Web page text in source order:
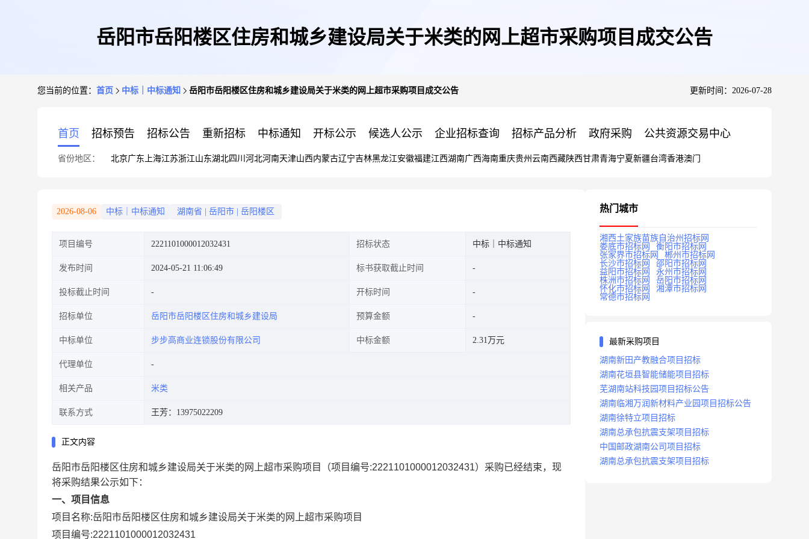
岳阳市岳阳楼区住房和城乡建设局关于米类的网上超市采购项目成交公告
您当前的位置： 首页 中标｜中标通知 岳阳市岳阳楼区住房和城乡建设局关于米类的网上超市采购项目成交公告 更新时间：2026-07-28
首页 招标预告 招标公告 重新招标 中标通知 开标公示 候选人公示 企业招标查询 招标产品分析 政府采购 公共资源交易中心
省份地区： 北京广东 上海江苏浙江山东湖北四川 河北河南天津山西内蒙古辽宁吉林黑龙江安徽福建江西湖南广西海南重庆贵州 云南西藏陕西甘肃青海宁夏新疆台湾香港澳门
2026-08-06 中标｜中标通知 湖南省 岳阳市 岳阳楼区
项目编号 2221101000012032431 招标状态 中标｜中标通知
发布时间 2024-05-21 11:06:49 标书获取截止时间
投标截止时间 开标时间
招标单位 岳阳市岳阳楼区住房和城乡建设局 预算金额
中标单位 步步高商业连锁股份有限公司 中标金额 2.31万元
代理单位
相关产品 米类
联系方式 王芳：13975022209
正文内容
岳阳市岳阳楼区住房和城乡建设局关于米类的网上超市采购项目 （项目编号:2221101000012032431）采购已经结束，现
将采购结果公示如下：
一、项目信息
项目名称:岳阳市岳阳楼区住房和城乡建设局关于米类的网上超市采购项目
项目编号:2221101000012032431
热门城市
湘西土家族苗族自治州招标网
娄底市招标网
衡阳市招标网
张家界市招标网
郴州市招标网
长沙市招标网
邵阳市招标网
益阳市招标网
永州市招标网
株洲市招标网
岳阳市招标网
怀化市招标网
湘潭市招标网
常德市招标网
最新采购项目
湖南新田产教融合项目招标
湖南花垣县智能储能项目招标
芜湖南站科技园项目招标公告
湖南临湘万润新材料产业园项目招标公告
湖南徐特立项目招标
湖南总承包抗震支架项目招标
中国邮政湖南公司项目招标
湖南总承包抗震支架项目招标